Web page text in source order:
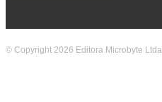
© Copyright 2026 Editora Microbyte Ltda.